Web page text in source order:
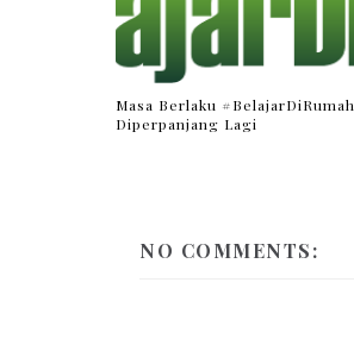
Masa Berlaku #BelajarDiRumah
Diperpanjang Lagi
NO COMMENTS: